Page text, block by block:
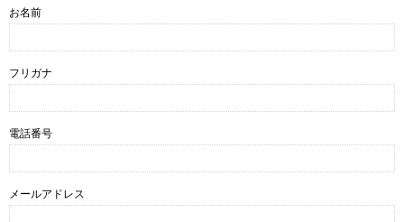
お名前
フリガナ
電話番号
メールアドレス